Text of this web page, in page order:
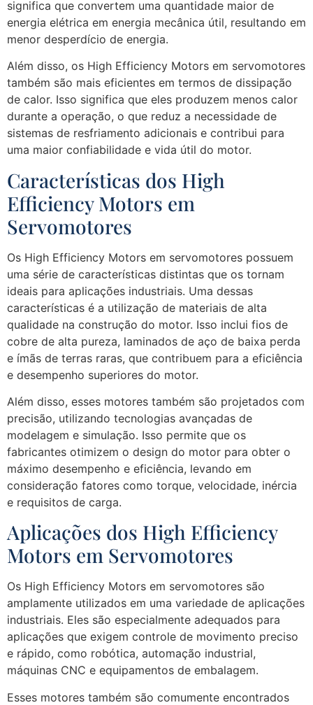
significa que convertem uma quantidade maior de
energia elétrica em energia mecânica útil, resultando em
menor desperdício de energia.
Além disso, os High Efficiency Motors em servomotores
também são mais eficientes em termos de dissipação
de calor. Isso significa que eles produzem menos calor
durante a operação, o que reduz a necessidade de
sistemas de resfriamento adicionais e contribui para
uma maior confiabilidade e vida útil do motor.
Características dos High
Efficiency Motors em
Servomotores
Os High Efficiency Motors em servomotores possuem
uma série de características distintas que os tornam
ideais para aplicações industriais. Uma dessas
características é a utilização de materiais de alta
qualidade na construção do motor. Isso inclui fios de
cobre de alta pureza, laminados de aço de baixa perda
e ímãs de terras raras, que contribuem para a eficiência
e desempenho superiores do motor.
Além disso, esses motores também são projetados com
precisão, utilizando tecnologias avançadas de
modelagem e simulação. Isso permite que os
fabricantes otimizem o design do motor para obter o
máximo desempenho e eficiência, levando em
consideração fatores como torque, velocidade, inércia
e requisitos de carga.
Aplicações dos High Efficiency
Motors em Servomotores
Os High Efficiency Motors em servomotores são
amplamente utilizados em uma variedade de aplicações
industriais. Eles são especialmente adequados para
aplicações que exigem controle de movimento preciso
e rápido, como robótica, automação industrial,
máquinas CNC e equipamentos de embalagem.
Esses motores também são comumente encontrados